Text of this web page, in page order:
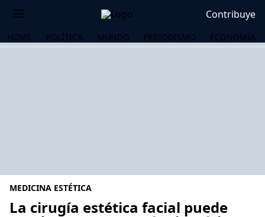
Contribuye
HOME POLÍTICA MUNDO PERIODISMO ECONOMÍA
MEDICINA ESTÉTICA
La cirugía estética facial puede